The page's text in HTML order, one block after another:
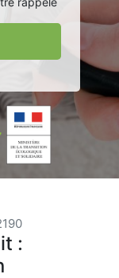
: